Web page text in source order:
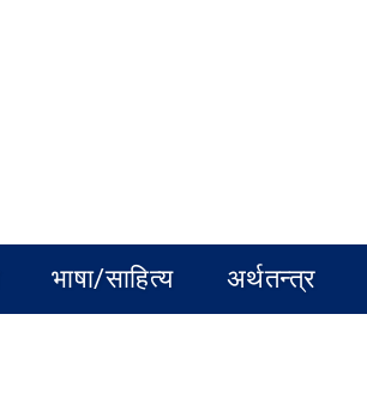
भाषा/साहित्य अर्थतन्त्र